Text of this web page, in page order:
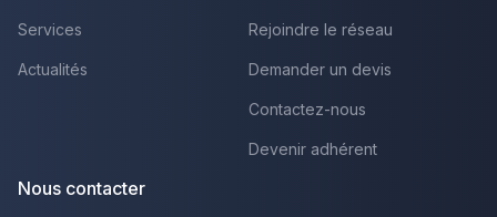
Services
Actualités
Rejoindre le réseau
Demander un devis
Contactez-nous
Devenir adhérent
Nous contacter